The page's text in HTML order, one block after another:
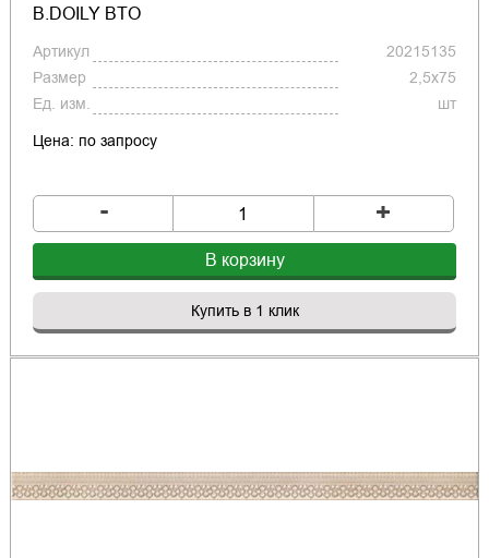
B.DOILY BTO
Артикул
20215135
Размер
2,5x75
Ед. изм.
шт
Цена: по запросу
- +
В корзину
Купить в 1 клик